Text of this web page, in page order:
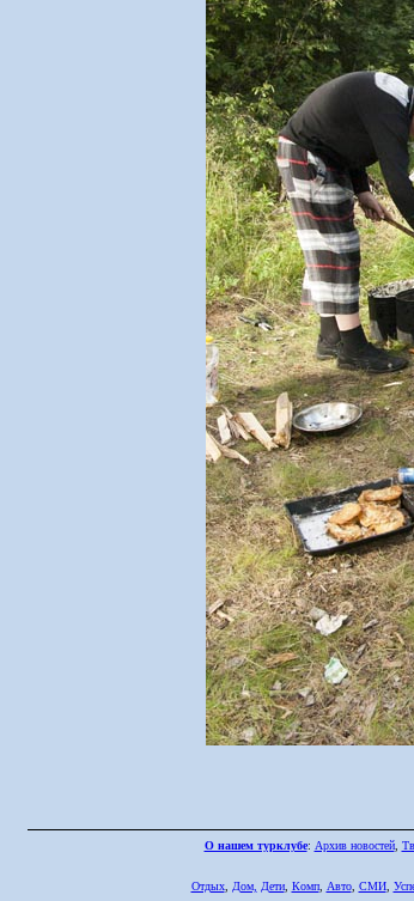
О нашем турклубе: Архив новостей,
Отдых, Дом, Дети, Комп, Авто, СМИ,